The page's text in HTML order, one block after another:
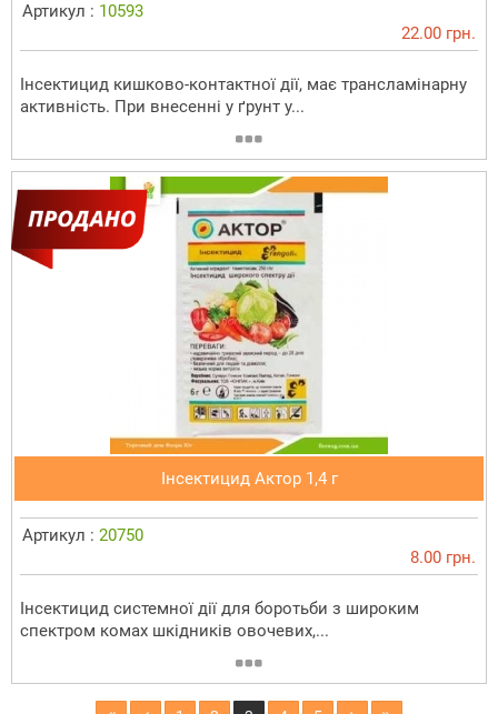
Артикул : 10593
22.00 грн.
Інсектицид кишково-контактної дії, має трансламінарну
активність. При внесенні у ґрунт у...
Інсектицид Актор 1,4 г
Артикул : 20750
8.00 грн.
Інсектицид системної дії для боротьби з широким
спектром комах шкідників овочевих,...